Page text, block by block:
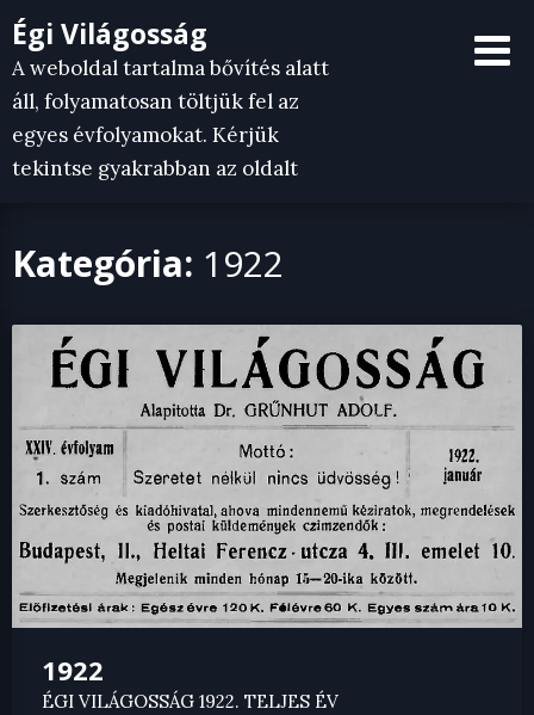
Skip
to
content
Égi Világosság
A weboldal tartalma bővítés alatt
áll, folyamatosan töltjük fel az
egyes évfolyamokat. Kérjük
tekintse gyakrabban az oldalt
Kategória: 1922
1922
ÉGI VILÁGOSSÁG 1922. TELJES ÉV